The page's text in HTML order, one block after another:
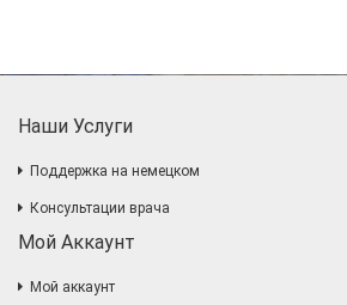
Наши Услуги
Поддержка на немецком
Консультации врача
Мой Аккаунт
Мой аккаунт